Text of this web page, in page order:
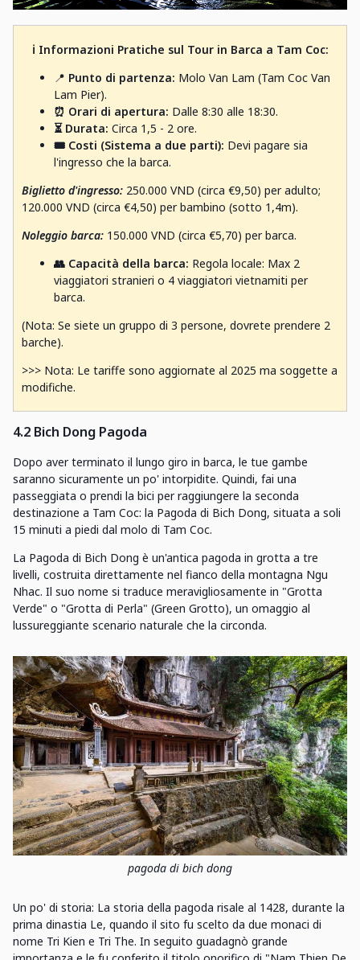
ℹ️ Informazioni Pratiche sul Tour in Barca a Tam Coc:
📍 Punto di partenza: Molo Van Lam (Tam Coc Van
Lam Pier).
⏰ Orari di apertura: Dalle 8:30 alle 18:30.
⏳ Durata: Circa 1,5 - 2 ore.
🎟️ Costi (Sistema a due parti): Devi pagare sia
l'ingresso che la barca.
Biglietto d'ingresso: 250.000 VND (circa €9,50) per adulto;
120.000 VND (circa €4,50) per bambino (sotto 1,4m).
Noleggio barca: 150.000 VND (circa €5,70) per barca.
👥 Capacità della barca: Regola locale: Max 2
viaggiatori stranieri o 4 viaggiatori vietnamiti per
barca.
(Nota: Se siete un gruppo di 3 persone, dovrete prendere 2
barche).
>>> Nota: Le tariffe sono aggiornate al 2025 ma soggette a
modifiche.
4.2 Bich Dong Pagoda
Dopo aver terminato il lungo giro in barca, le tue gambe
saranno sicuramente un po' intorpidite. Quindi, fai una
passeggiata o prendi la bici per raggiungere la seconda
destinazione a Tam Coc: la Pagoda di Bich Dong, situata a soli
15 minuti a piedi dal molo di Tam Coc.
La Pagoda di Bich Dong è un'antica pagoda in grotta a tre
livelli, costruita direttamente nel fianco della montagna Ngu
Nhac. Il suo nome si traduce meravigliosamente in "Grotta
Verde" o "Grotta di Perla" (Green Grotto), un omaggio al
lussureggiante scenario naturale che la circonda.
pagoda di bich dong
Un po' di storia: La storia della pagoda risale al 1428, durante la
prima dinastia Le, quando il sito fu scelto da due monaci di
nome Tri Kien e Tri The. In seguito guadagnò grande